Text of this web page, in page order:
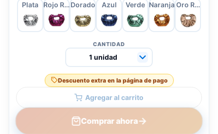
Plata Rojo RosaDorado Azul Verde NaranjaOro Rosa
CANTIDAD
Descuento extra en la página de pago
Agregar al carrito
Comprar ahora→